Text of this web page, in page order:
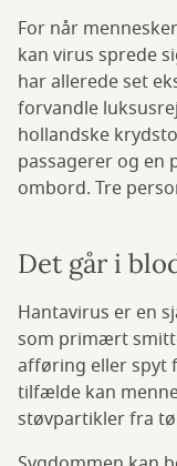
For når
kan virus sprede
har allerede set
forvandle
hollandske
passagerer og en
ombord. Tre
Det går i
Hantavirus er en
som primært
afføring eller spyt
tilfælde kan
støvpartikler fra